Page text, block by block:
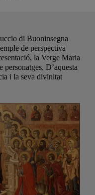
di Buoninsegna
de perspectiva
la Verge Maria
personatges. D’aquesta
i la seva divinitat